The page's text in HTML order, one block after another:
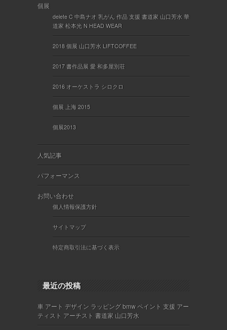
個展
delete C 中島ナオ 乳がん 作品 支援 書道家 山口芳水 華
道家 松本光 N HEAD WEAR
2018 個展 山口芳水 LIFTCOFFEE
2017 書作品展 愛 和多屋別荘
2016 オーケストラ シロクロ
個展 上海 2015
個展2013
人気記事
パフォーマンス
お問い合わせ
個人情報保護方針
サイトマップ
特定商取引法に基づく表示
最近の投稿
車 アート デザイン ラッピング bmw ペイント 支援 アー
ティスト アーチスト 書道家 山口芳水